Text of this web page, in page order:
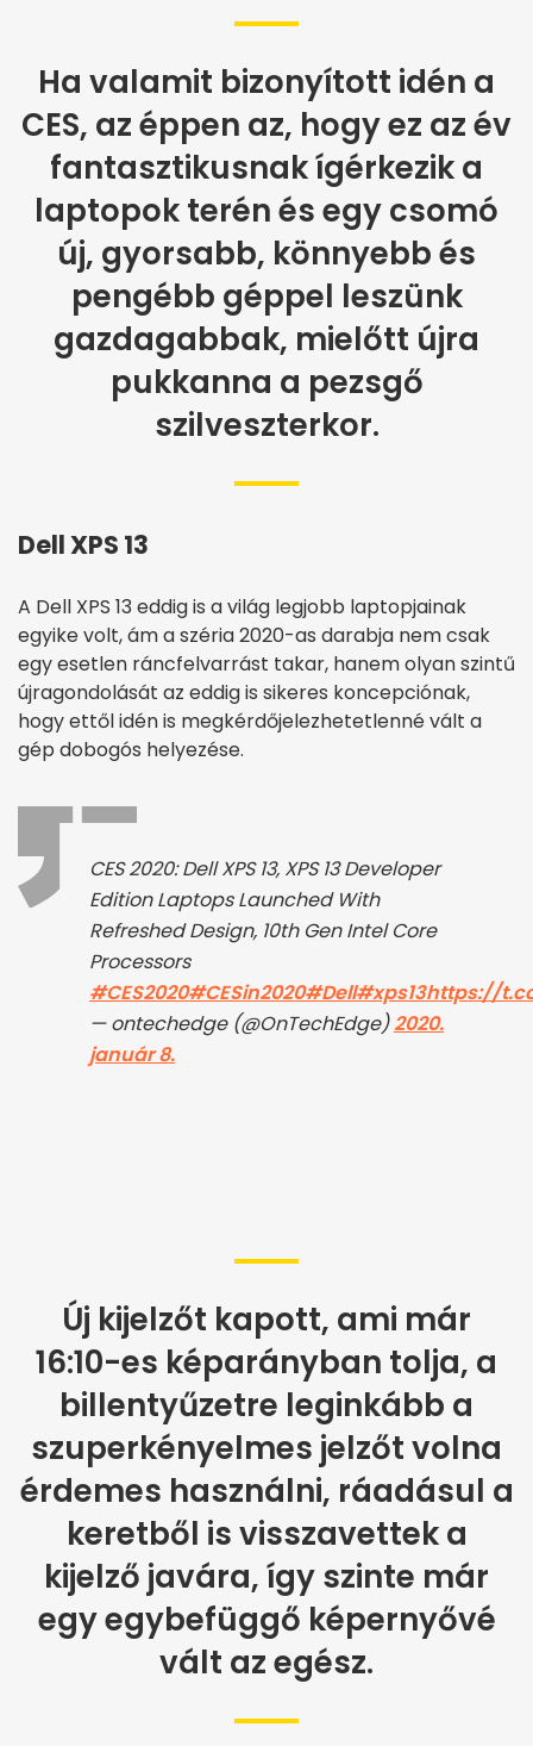
Ha valamit bizonyított idén a
CES, az éppen az, hogy ez az év
fantasztikusnak ígérkezik a
laptopok terén és egy csomó
új, gyorsabb, könnyebb és
pengébb géppel leszünk
gazdagabbak, mielőtt újra
pukkanna a pezsgő
szilveszterkor.
Dell XPS 13
A Dell XPS 13 eddig is a világ legjobb laptopjainak
egyike volt, ám a széria 2020-as darabja nem csak
egy esetlen ráncfelvarrást takar, hanem olyan szintű
újragondolását az eddig is sikeres koncepciónak,
hogy ettől idén is megkérdőjelezhetetlenné vált a
gép dobogós helyezése.
CES 2020: Dell XPS 13, XPS 13 Developer
Edition Laptops Launched With
Refreshed Design, 10th Gen Intel Core
Processors
#CES2020#CESin2020#Dell#xps13https://
— ontechedge (@OnTechEdge)2020.
január 8.
Új kijelzőt kapott, ami már
16:10-es képarányban tolja, a
billentyűzetre leginkább a
szuperkényelmes jelzőt volna
érdemes használni, ráadásul a
keretből is visszavettek a
kijelző javára, így szinte már
egy egybefüggő képernyővé
vált az egész.